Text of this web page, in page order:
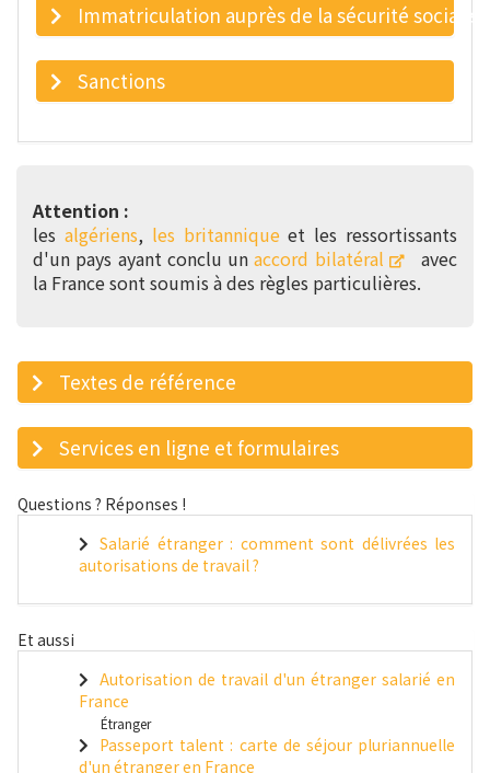
Immatriculation auprès de la sécurité sociale
Sanctions
Attention :
les algériens, les britanniqueet les ressortissants
d'un pays ayant conclu unaccord bilatéral
avec
la France sont soumis à des règles particulières.
Textes de référence
Services en ligne et formulaires
Questions ? Réponses !
Salarié étranger : comment sont délivrées les
autorisations de travail ?
Et aussi
Autorisation de travail d'un étranger salarié en
France
Étranger
Passeport talent : carte de séjour pluriannuelle
d'un étranger en France